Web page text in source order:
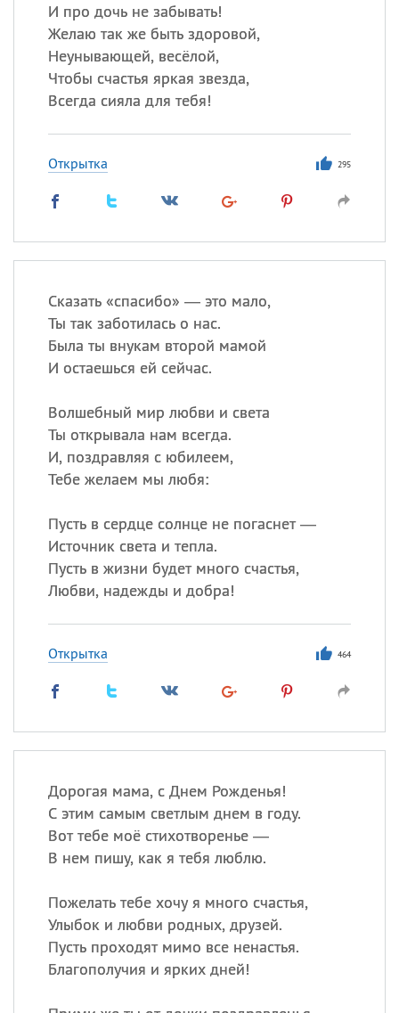
И про дочь не забывать!
Желаю так же быть здоровой,
Неунывающей, весёлой,
Чтобы счастья яркая звезда,
Всегда сияла для тебя!
Открытка 295
Сказать «спасибо» — это мало,
Ты так заботилась о нас.
Была ты внукам второй мамой
И остаешься ей сейчас.
Волшебный мир любви и света
Ты открывала нам всегда.
И, поздравляя с юбилеем,
Тебе желаем мы любя:
Пусть в сердце солнце не погаснет —
Источник света и тепла.
Пусть в жизни будет много счастья,
Любви, надежды и добра!
Открытка 464
Дорогая мама, с Днем Рожденья!
С этим самым светлым днем в году.
Вот тебе моё стихотворенье —
В нем пишу, как я тебя люблю.
Пожелать тебе хочу я много счастья,
Улыбок и любви родных, друзей.
Пусть проходят мимо все ненастья.
Благополучия и ярких дней!